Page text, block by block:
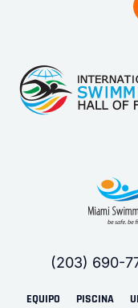
(203) 690-
EQUIPO PISCINA